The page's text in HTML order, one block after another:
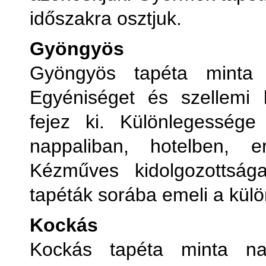
időszakra osztjuk.
Gyöngyös
Gyöngyös tapéta
Egyéniséget és szellemi
fejez ki.
nappaliban, hotelben,
Kézműves
tapéták sorába emeli a
Kockás
Kockás tapéta minta